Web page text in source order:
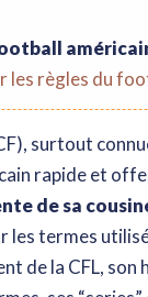
les règles du
surtout
rapide et
de sa
les termes
de la CFL,